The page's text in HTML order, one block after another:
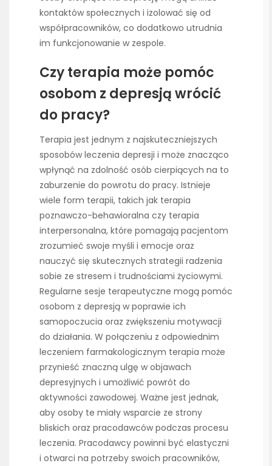
kontaktów społecznych i izolować się od
współpracowników, co dodatkowo utrudnia
im funkcjonowanie w zespole.
Czy terapia może pomóc
osobom z depresją wrócić
do pracy?
Terapia jest jednym z najskuteczniejszych
sposobów leczenia depresji i może znacząco
wpłynąć na zdolność osób cierpiących na to
zaburzenie do powrotu do pracy. Istnieje
wiele form terapii, takich jak terapia
poznawczo-behawioralna czy terapia
interpersonalna, które pomagają pacjentom
zrozumieć swoje myśli i emocje oraz
nauczyć się skutecznych strategii radzenia
sobie ze stresem i trudnościami życiowymi.
Regularne sesje terapeutyczne mogą pomóc
osobom z depresją w poprawie ich
samopoczucia oraz zwiększeniu motywacji
do działania. W połączeniu z odpowiednim
leczeniem farmakologicznym terapia może
przynieść znaczną ulgę w objawach
depresyjnych i umożliwić powrót do
aktywności zawodowej. Ważne jest jednak,
aby osoby te miały wsparcie ze strony
bliskich oraz pracodawców podczas procesu
leczenia. Pracodawcy powinni być elastyczni
i otwarci na potrzeby swoich pracowników,